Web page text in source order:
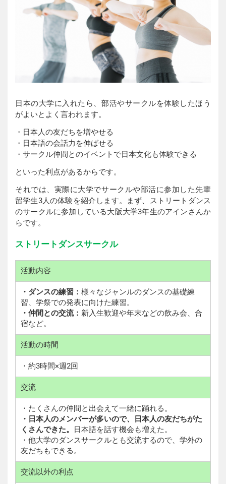
日本の大学に入れたら、部活やサークルを体験したほう
がよいとよく言われます。
・日本人の友だちを増やせる
・日本語の会話力を伸ばせる
・サークル仲間とのイベントで日本文化も体験できる
といった利点があるからです。
それでは、実際に大学でサークルや部活に参加した先輩
留学生3人の体験を紹介します。まず、ストリートダンス
のサークルに参加している大阪大学3年生のアインさんか
らです。
ストリートダンスサークル
活動内容
・ダンスの練習： 様々なジャンルのダンスの基礎練
習、学祭での発表に向けた練習。
・仲間との交流： 新入生歓迎や年末などの飲み会、合
宿など。
活動の時間
・約3時間×週2回
交流
・たくさんの仲間と出会えて一緒に踊れる。
・日本人のメンバーが多いので、日本人の友だちがた
くさんできた。
日本語を話す機会も増えた。
・他大学のダンスサークルとも交流するので、学外の
友だちもできる。
交流以外の利点